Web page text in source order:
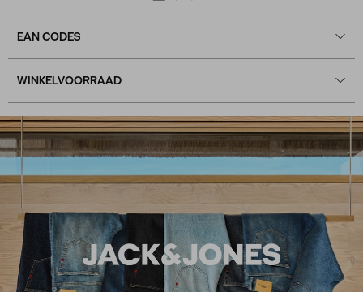
EAN CODES
WINKELVOORRAAD